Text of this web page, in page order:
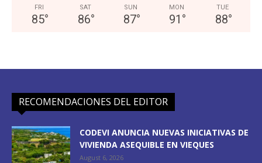
FRI
85°
SAT
86°
SUN
87°
MON
91 °
TUE
88°
RECOMENDACIONES DEL EDITOR
CODEVI ANUNCIA NUEVAS INICIATIVAS DE
VIVIENDA ASEQUIBLE EN VIEQUES
August 6, 2026